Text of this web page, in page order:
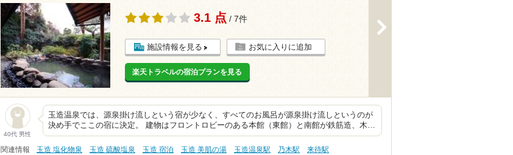
3.1 点 / 7件
施設情報を見る お気に入りに追加
楽天トラベルの宿泊プランを見る
40代 男性
玉造温泉では、源泉掛け流しという宿が少なく、すべてのお風呂が源泉掛け流しというのが
決め手でここの宿に決定。 建物はフロントロビーのある本館（東館）と南館が鉄筋造、木…
関連情報 玉造 塩化物泉 玉造 硫酸塩泉 玉造 宿泊 玉造 美肌の湯 玉造温泉駅 乃木駅
来待駅